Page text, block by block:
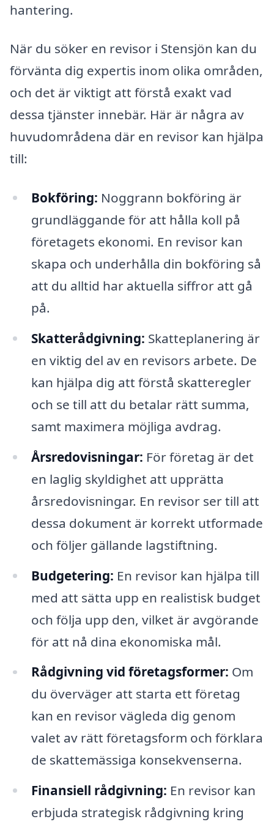
hantering.
När du söker en revisor i Stensjön kan du
förvänta dig expertis inom olika områden,
och det är viktigt att förstå exakt vad
dessa tjänster innebär. Här är några av
huvudområdena där en revisor kan hjälpa
till:
Bokföring: Noggrann bokföring är
grundläggande för att hålla koll på
företagets ekonomi. En revisor kan
skapa och underhålla din bokföring så
att du alltid har aktuella siffror att gå
på.
Skatterådgivning: Skatteplanering är
en viktig del av en revisors arbete. De
kan hjälpa dig att förstå skatteregler
och se till att du betalar rätt summa,
samt maximera möjliga avdrag.
Årsredovisningar: För företag är det
en laglig skyldighet att upprätta
årsredovisningar. En revisor ser till att
dessa dokument är korrekt utformade
och följer gällande lagstiftning.
Budgetering: En revisor kan hjälpa till
med att sätta upp en realistisk budget
och följa upp den, vilket är avgörande
för att nå dina ekonomiska mål.
Rådgivning vid företagsformer: Om
du överväger att starta ett företag
kan en revisor vägleda dig genom
valet av rätt företagsform och förklara
de skattemässiga konsekvenserna.
Finansiell rådgivning: En revisor kan
erbjuda strategisk rådgivning kring